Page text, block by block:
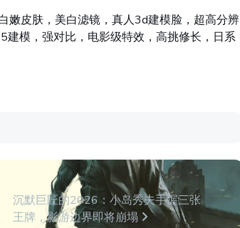
嫩皮肤，美白滤镜，真人3d建模脸，超高分辨
模，强对比，电影级特效，高挑修长，日系
沉默巨匠的2026：小岛秀夫手握三张
王牌，影游边界即将崩塌